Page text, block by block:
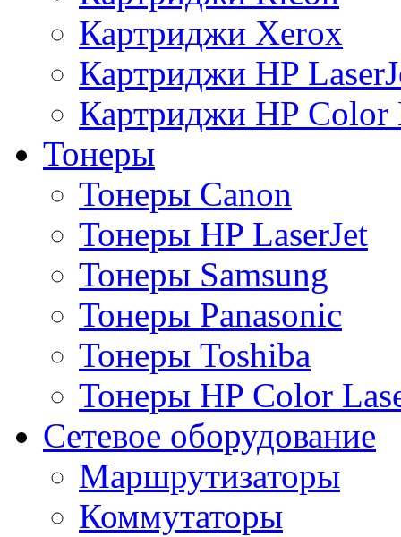
Картриджи Xerox
Картриджи HP
Картриджи HP Color
Тонеры
Тонеры Canon
Тонеры HP LaserJet
Тонеры Samsung
Тонеры Panasonic
Тонеры Toshiba
Тонеры HP Color
Сетевое оборудование
Маршрутизаторы
Коммутаторы